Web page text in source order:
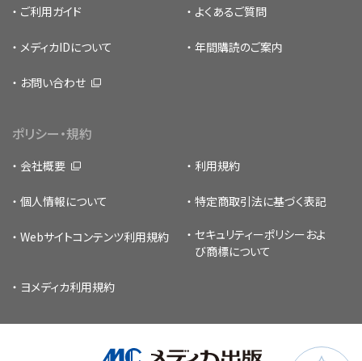
ご利用ガイド よくあるご質問
メディカIDについて 年間購読のご案内
お問い合わせ
ポリシー・規約
会社概要 利用規約
個人情報について 特定商取引法に基づく表記
Webサイトコンテンツ利用規約 セキュリティーポリシー およ
び商標について
ヨメディカ利用規約